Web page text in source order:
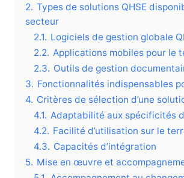
2. Types de solutions QHSE
secteur
2.1. Logiciels de gestion globale
2.2. Applications mobiles pour le
2.3. Outils de gestion
3. Fonctionnalités indispensables
4. Critères de sélection d’une
4.1. Adaptabilité aux spécificités
4.2. Facilité d’utilisation sur le
4.3. Capacités d’intégration
5. Mise en œuvre et